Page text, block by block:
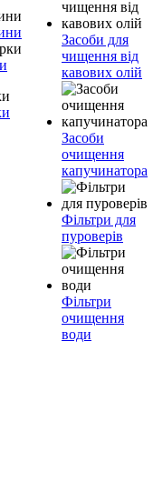
Засоби для
чищення від
кавових олій
Засоби
очищення
капучинатора
Фільтри для
пуроверів
Фільтри
очищення
води